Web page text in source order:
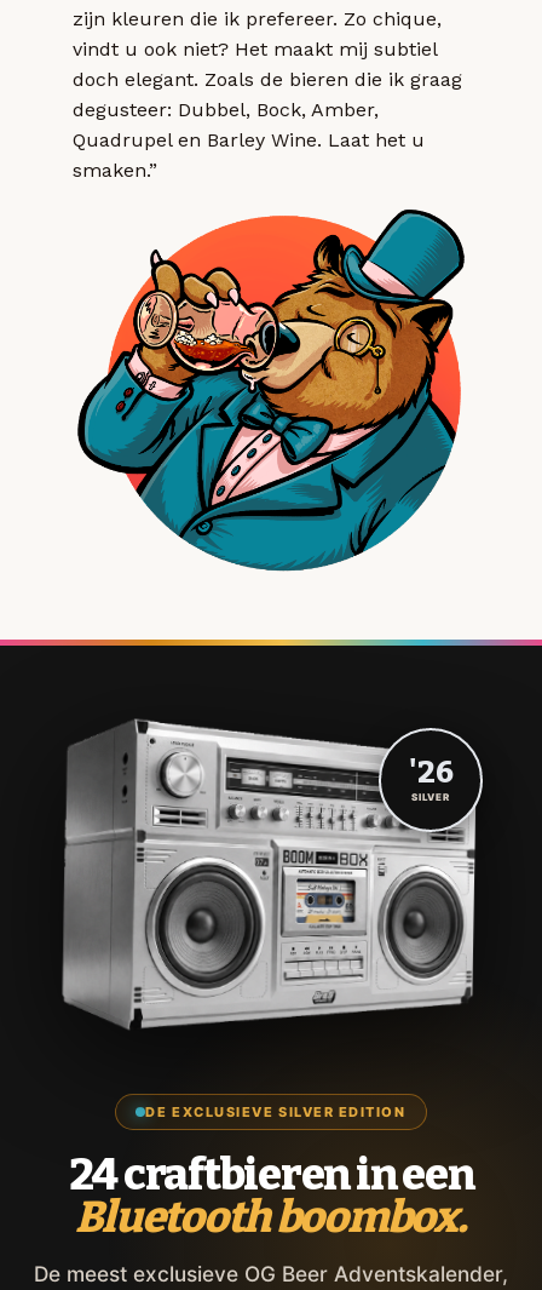
zijn kleuren die ik prefereer. Zo chique,
vindt u ook niet? Het maakt mij subtiel
doch elegant. Zoals de bieren die ik graag
degusteer: Dubbel, Bock, Amber,
Quadrupel en Barley Wine. Laat het u
smaken.”
DE EXCLUSIEVE SILVER EDITION
24 craftbieren in een
Bluetooth boombox.
De meest exclusieve OG Beer Adventskalender,
'26
SILVER